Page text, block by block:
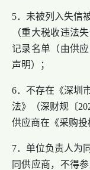
5．未被列入失信
（重大税收违法
记录名单（由供
声明）；
6．不存在《深圳
法》（深财规〔
供应商在《采购投
7．单位负责人为
同供应商，不得